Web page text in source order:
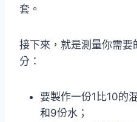
套。
接下來，就是測量你需
分：
要製作一份1比10的
和9份水；